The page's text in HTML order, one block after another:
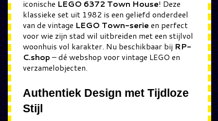
iconische LEGO 6372 Town House! Deze
klassieke set uit 1982 is een geliefd onderdeel
van de vintage LEGO Town-serie en perfect
voor wie zijn stad wil uitbreiden met een stijlvol
woonhuis vol karakter. Nu beschikbaar bij RP-
C.shop – dé webshop voor vintage LEGO en
verzamelobjecten.
Authentiek Design met Tijdloze
Stijl